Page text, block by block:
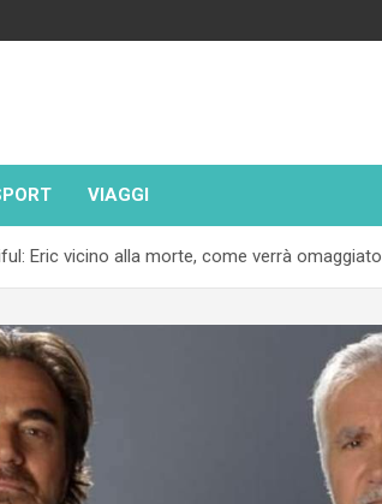
VIAGGI
Eric vicino alla morte, come verrà omaggiato